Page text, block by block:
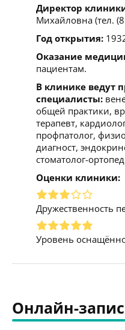
Директор
Михайловна (тел.
Год открытия:
Оказание
пациентам.
В клинике ведут
специалисты:
общей практики,
терапевт,
профпатолог,
диагност,
стоматолог-
Оценки клиники:
Дружественность
Уровень
Онлайн-